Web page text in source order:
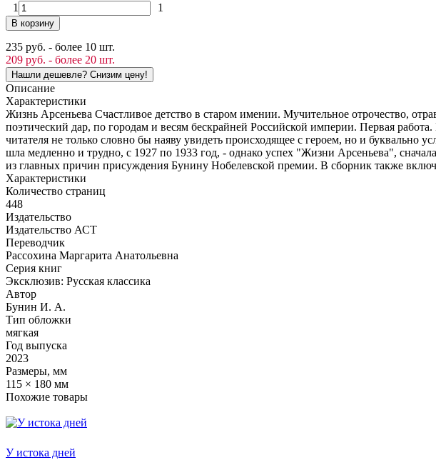
1
1
В корзину
235 руб. - более 10 шт.
209 руб. - более 20 шт.
Описание
Характеристики
Жизнь Арсеньева Счастливое детство в старом имении. Мучительное отрочество,
поэтический дар, по городам и весям бескрайней Российской империи. Первая
читателя не только словно бы наяву увидеть происходящее с героем, но и
шла медленно и трудно, с 1927 по 1933 год, - однако успех "Жизни Арсеньева",
из главных причин присуждения Бунину Нобелевской премии. В сборник также
Характеристики
Количество страниц
448
Издательство
Издательство АСТ
Переводчик
Рассохина Маргарита Анатольевна
Серия книг
Эксклюзив: Русская классика
Автор
Бунин И. А.
Тип обложки
мягкая
Год выпуска
2023
Размеры, мм
115 × 180 мм
Похожие товары
У истока дней